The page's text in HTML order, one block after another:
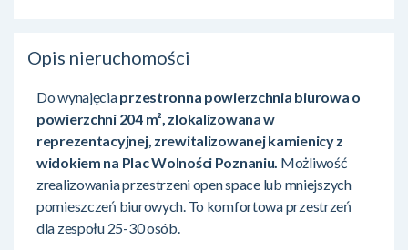
Opis nieruchomości
Do wynajęciaprzestronna powierzchnia biurowa o
powierzchni 204 m², zlokalizowana w
reprezentacyjnej, zrewitalizowanej kamienicy z
widokiem na Plac Wolności Poznaniu. Możliwość
zrealizowania przestrzeni open space lub mniejszych
pomieszczeń biurowych. To komfortowa przestrzeń
dla zespołu 25-30 osób.